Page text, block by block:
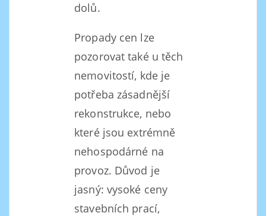
dolů.
Propady cen lze
pozorovat také u těch
nemovitostí, kde je
potřeba zásadnější
rekonstrukce, nebo
které jsou extrémně
nehospodárné na
provoz. Důvod je
jasný: vysoké ceny
stavebních prací,